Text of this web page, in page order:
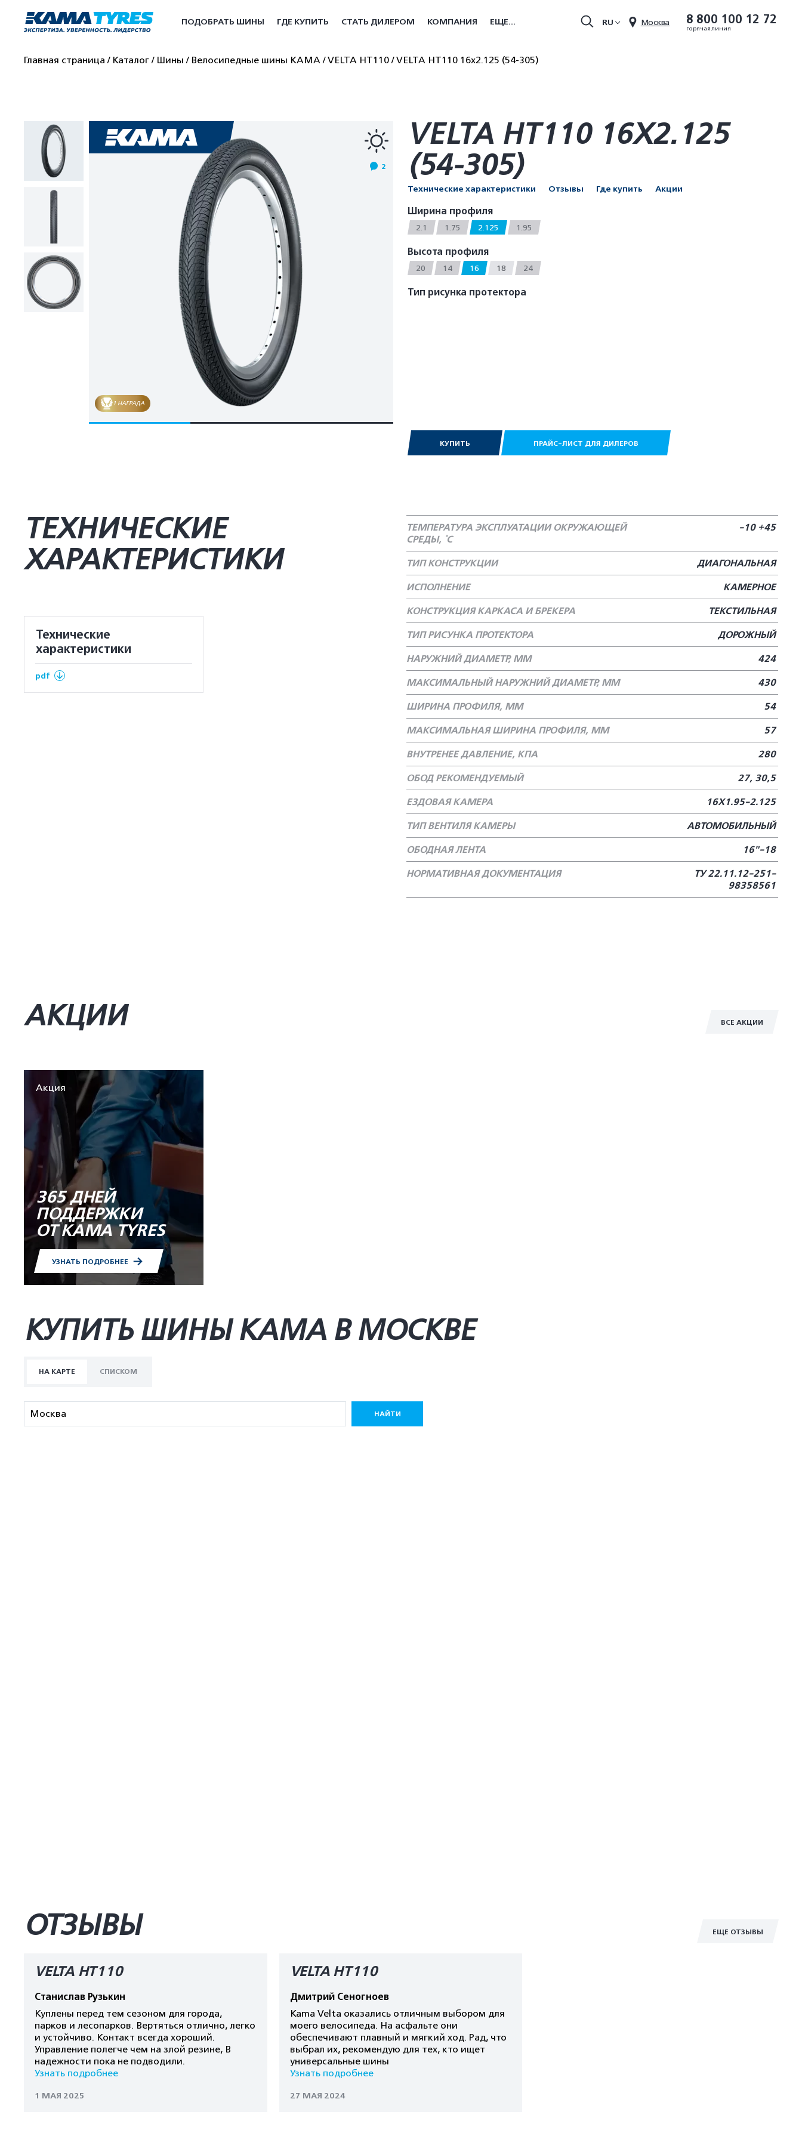
8 800 100 12 72
горячая линия
Москва
RU
ПОДОБРАТЬ ШИНЫ ГДЕ КУПИТЬ СТАТЬ ДИЛЕРОМ КОМПАНИЯ ЕЩЕ...
Главная страница Каталог Шины Велосипедные шины КАМА VELTA HT110 VELTA HT110 16x2.125 (54-305)
2
1 НАГРАДА
VELTA HT110 16X2.125
(54-305)
Технические характеристики Отзывы Где купить Акции
Ширина профиля
2.1 1.75 2.125 1.95
Высота профиля
20 14 16 18 24
Тип рисунка протектора
КУПИТЬ ПРАЙС-ЛИСТ ДЛЯ ДИЛЕРОВ
ТЕХНИЧЕСКИЕ
ХАРАКТЕРИСТИКИ
Технические
характеристики
pdf
ТЕМПЕРАТУРА ЭКСПЛУАТАЦИИ ОКРУЖАЮЩЕЙ
СРЕДЫ, °С
-10 +45
ТИП КОНСТРУКЦИИ
ДИАГОНАЛЬНАЯ
ИСПОЛНЕНИЕ
КАМЕРНОЕ
КОНСТРУКЦИЯ КАРКАСА И БРЕКЕРА
ТЕКСТИЛЬНАЯ
ТИП РИСУНКА ПРОТЕКТОРА
ДОРОЖНЫЙ
НАРУЖНИЙ ДИАМЕТР, ММ
424
МАКСИМАЛЬНЫЙ НАРУЖНИЙ ДИАМЕТР, ММ
430
ШИРИНА ПРОФИЛЯ, ММ
54
МАКСИМАЛЬНАЯ ШИРИНА ПРОФИЛЯ, ММ
57
ВНУТРЕНЕЕ ДАВЛЕНИЕ, КПА
280
ОБОД РЕКОМЕНДУЕМЫЙ
27, 30,5
ЕЗДОВАЯ КАМЕРА
16Х1.95-2.125
ТИП ВЕНТИЛЯ КАМЕРЫ
АВТОМОБИЛЬНЫЙ
ОБОДНАЯ ЛЕНТА
16"-18
НОРМАТИВНАЯ ДОКУМЕНТАЦИЯ
ТУ 22.11.12-251-
98358561
ВСЕ АКЦИИ
АКЦИИ
Акция
365 ДНЕЙ
ПОДДЕРЖКИ
ОТ KAMA TYRES
УЗНАТЬ ПОДРОБНЕЕ
КУПИТЬ ШИНЫ KAMA В МОСКВЕ
НА КАРТЕ СПИСКОМ
НАЙТИ
ЕЩЕ ОТЗЫВЫ
ОТЗЫВЫ
VELTA HT110
Станислав Рузькин
Куплены перед тем сезоном для города,
парков и лесопарков. Вертяться отлично, легко
и устойчиво. Контакт всегда хороший.
Управление полегче чем на злой резине, В
надежности пока не подводили.
Узнать подробнее
1 МАЯ 2025
VELTA HT110
Дмитрий Сеногноев
Kama Velta оказались отличным выбором для
моего велосипеда. На асфальте они
обеспечивают плавный и мягкий ход. Рад, что
выбрал их, рекомендую для тех, кто ищет
универсальные шины
Узнать подробнее
27 МАЯ 2024